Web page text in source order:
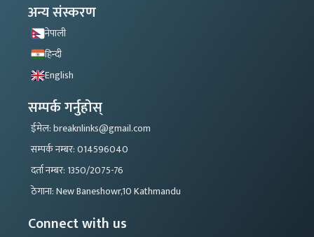
अन्य संस्करण
नेपाली
हिन्दी
English
सम्पर्क गर्नुहोस्
ईमेल: breaknlinks@gmail.com
सम्पर्क नम्बर: 014596040
दर्ता नम्बर: 1350/2075-76
ठेगाना: New Baneshowr,10 Kathmandu
Connect with us